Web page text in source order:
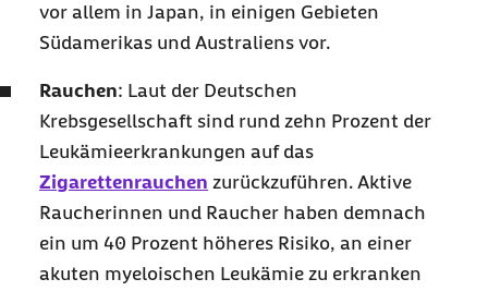
vor allem in Japan, in einigen Gebieten
Südamerikas und Australiens vor.
Rauchen: Laut der Deutschen
Krebsgesellschaft sind rund zehn Prozent der
Leukämieerkrankungen auf das
Zigarettenrauchen zurückzuführen. Aktive
Raucherinnen und Raucher haben demnach
ein um 40 Prozent höheres Risiko, an einer
akuten myeloischen Leukämie zu erkranken